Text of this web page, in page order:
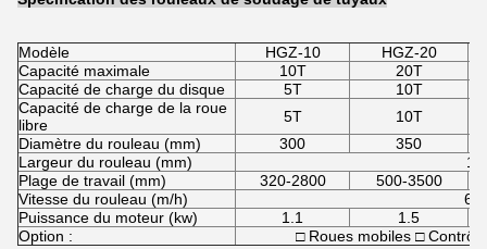
Modèle HGZ-10
HGZ-20
Capacité maximale
10T
20T
Capacité de charge du disque
5T
10T
Capacité de charge de la roue
libre
5T
10T
Diamètre du rouleau (mm)
300
350
Largeur du rouleau (mm)
Plage de travail (mm)
320-2800
500-3500
Vitesse du rouleau (m/h)
6-
Puissance du moteur (kw)
1.1
1.5
Option :
□ Roues mobiles □